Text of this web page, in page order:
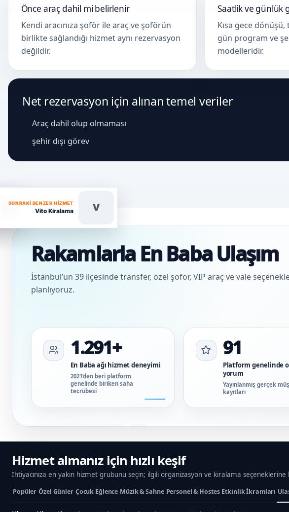
Önce araç dahil mi belirlenir
Kendi aracınıza şoför ile araç ve şoförün
birlikte sağlandığı hizmet aynı rezervasyon
değildir.
Saatlik ve günlük
Kısa gece
gün program ve
modelleridir.
Net rezervasyon için alınan temel veriler
Araç dahil olup olmaması
şehir dışı görev
SONRAKI BENZER HIZMET
Vito Kiralama V
Rakamlarla En Baba Ulaşım
İstanbul’un 39 ilçesinde transfer, özel şoför, VIP araç ve vale
planlıyoruz.
1.291+
En Baba ağı hizmet deneyimi
2021’den beri platform
genelinde biriken saha
tecrübesi
91
Platform genelinde
yorum
Yayınlanmış gerçek
kayıtları
Hizmet almanız için hızlı keşif
İhtiyacınıza en yakın hizmet grubunu seçin; ilgili organizasyon ve kiralama seçeneklerine
Popüler Özel Günler Çocuk Eğlence Müzik & Sahne Personel & Hostes Etkinlik İkramları